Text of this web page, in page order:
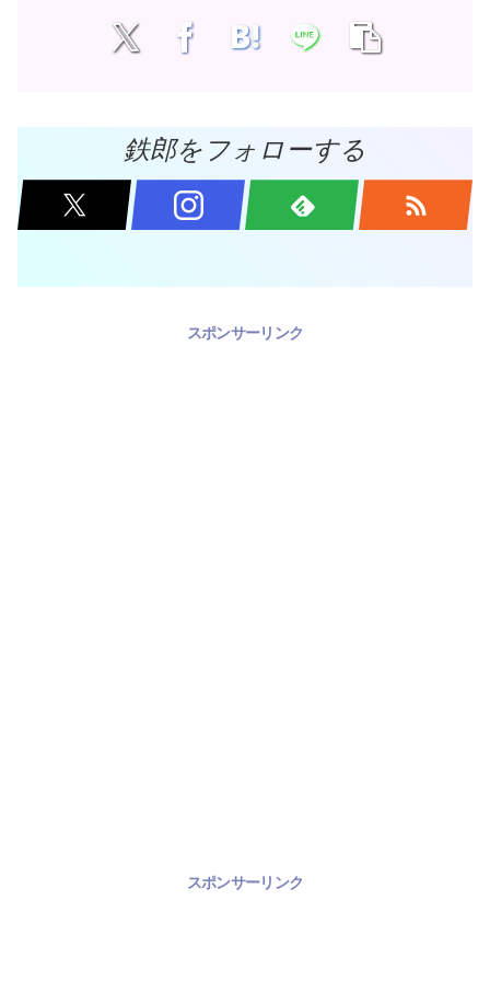
鉄郎をフォローする
スポンサーリンク
スポンサーリンク